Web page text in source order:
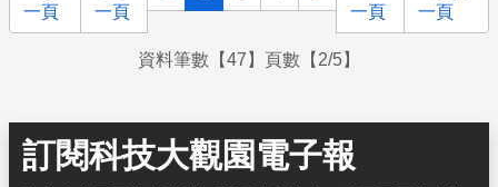
一頁
一頁
一頁
一頁
資料筆數【47】頁數【2/5】
訂閱科技大觀園電子報